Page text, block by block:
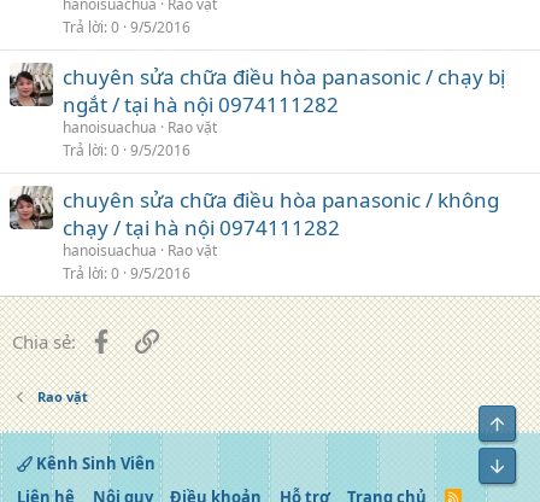
Trả lời 0 9/5/2016
chuyên sửa chữa điều hòa panasonic / chạy bị
ngắt / tại hà nội 0974111282
hanoisuachua
Rao vặt
Trả lời 0 9/5/2016
chuyên sửa chữa điều hòa panasonic / không
chạy / tại hà nội 0974111282
hanoisuachua
Rao vặt
Trả lời 0 9/5/2016
Chia sẻ: FacebookLiên kết
Rao vặt
Kênh Sinh Viên
Liên hệ
Nội quy Điều khoản Hỗ trợ Trang chủ R
Top